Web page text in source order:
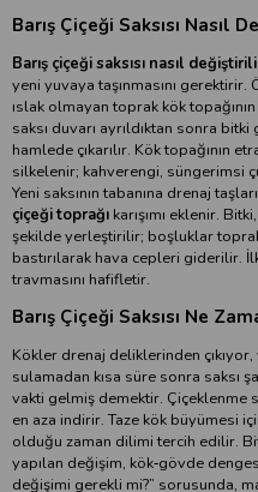
Barış Çiçeği Saksısı Nasıl
Barış çiçeği saksısı nasıl
yeni yuvaya taşınmasını
ıslak olmayan toprak kök
saksı duvarı ayrıldıktan sonra
hamlede çıkarılır. Kök topağının
silkelenir; kahverengi, süngerimsi
Yeni saksının tabanına drenaj
çiçeği toprağı karışımı eklenir.
şekilde yerleştirilir; boşluklar
bastırılarak hava cepleri giderilir.
travmasını hafifletir.
Barış Çiçeği Saksısı Ne
Kökler drenaj deliklerinden
sulamadan kısa süre sonra saksı
vakti gelmiş demektir. Çiçeklenme
en aza indirir. Taze kök büyümesi
olduğu zaman dilimi tercih edilir.
yapılan değişim, kök‐gövde
değişimi gerekli mi?” sorusunda,